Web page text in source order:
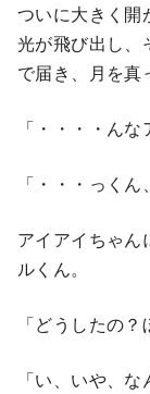
ついに大きく開
光が飛び出し、
で届き、月を真
「・・・・んな
「・・・っく
アイアイちゃん
ルくん。
「どうしたの
「い、いや、な